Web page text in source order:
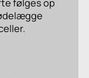
følges op